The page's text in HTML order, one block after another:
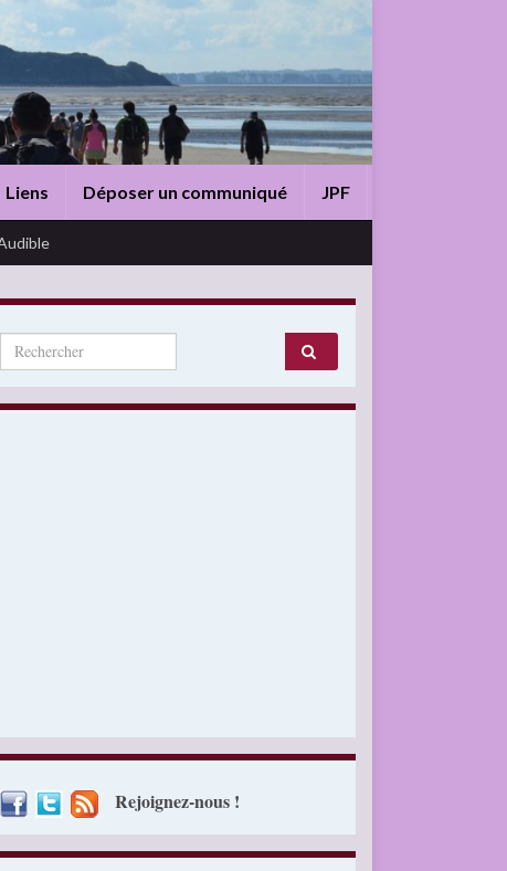
Liens Déposer un communiqué JPF
Search for:
Rejoignez-nous !